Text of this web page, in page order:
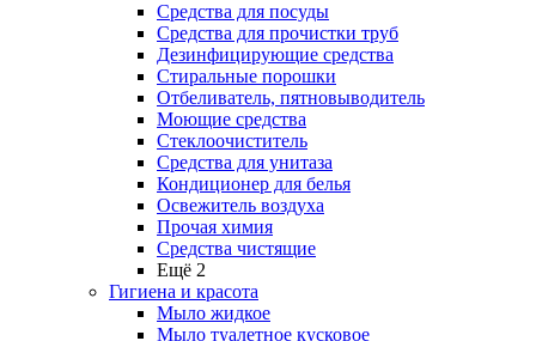
Средства для посуды
Средства для прочистки труб
Дезинфицирующие средства
Стиральные порошки
Отбеливатель, пятновыводитель
Моющие средства
Стеклоочиститель
Средства для унитаза
Кондиционер для белья
Освежитель воздуха
Прочая химия
Средства чистящие
Ещё 2
Гигиена и красота
Мыло жидкое
Мыло туалетное кусковое